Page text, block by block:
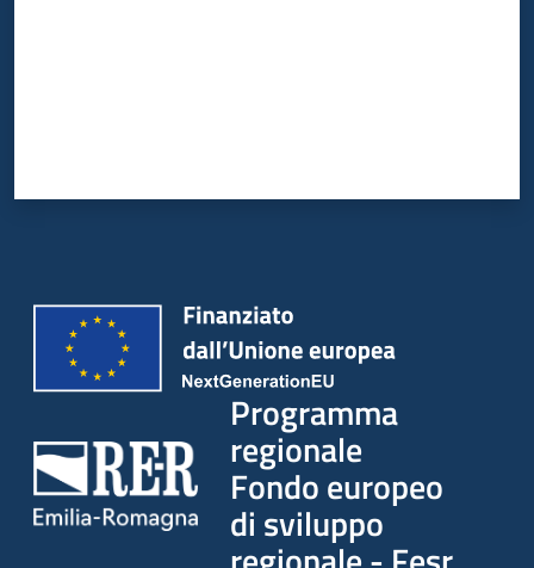
Programma
regionale
Fondo europeo
di sviluppo